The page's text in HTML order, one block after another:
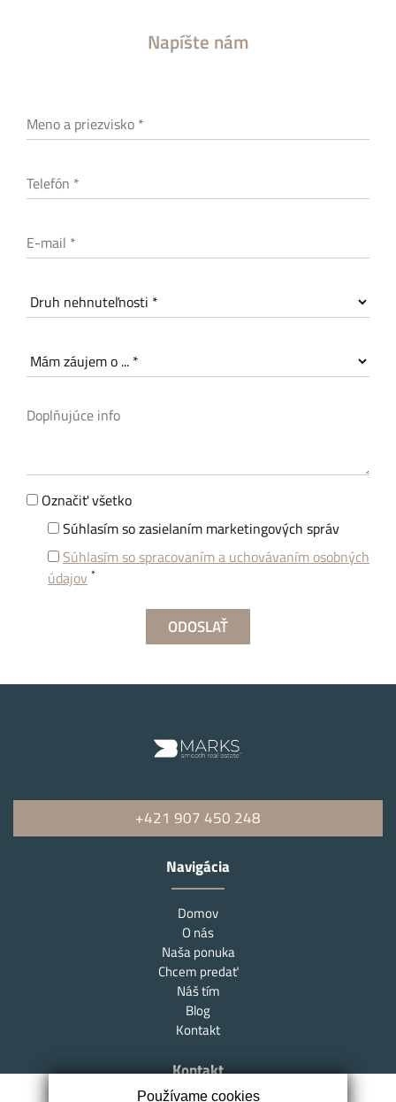
Napíšte nám
Označiť všetko
Súhlasím so zasielaním marketingových správ
Súhlasím so spracovaním a uchovávaním osobných
údajov *
+421 907 450 248
Navigácia
Domov
O nás
Naša ponuka
Chcem predať
Náš tím
Blog
Kontakt
Kontakt
Používame cookies